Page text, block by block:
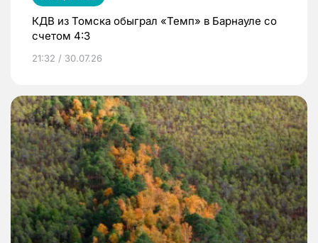
КДВ из Томска обыграл «Темп» в Барнауле со
счетом 4:3
21:32 / 30.07.26